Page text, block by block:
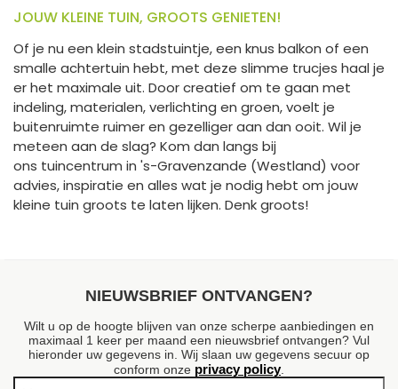
JOUW KLEINE TUIN, GROOTS GENIETEN!
Of je nu een klein stadstuintje, een knus balkon of een
smalle achtertuin hebt, met deze slimme trucjes haal je
er het maximale uit. Door creatief om te gaan met
indeling, materialen, verlichting en groen, voelt je
buitenruimte ruimer en gezelliger aan dan ooit. Wil je
meteen aan de slag? Kom dan langs bij
ons tuincentrum in 's-Gravenzande (Westland) voor
advies, inspiratie en alles wat je nodig hebt om jouw
kleine tuin groots te laten lijken. Denk groots!
NIEUWSBRIEF ONTVANGEN?
Wilt u op de hoogte blijven van onze scherpe aanbiedingen en
maximaal 1 keer per maand een nieuwsbrief ontvangen? Vul
hieronder uw gegevens in. Wij slaan uw gegevens secuur op
conform onze privacy policy.